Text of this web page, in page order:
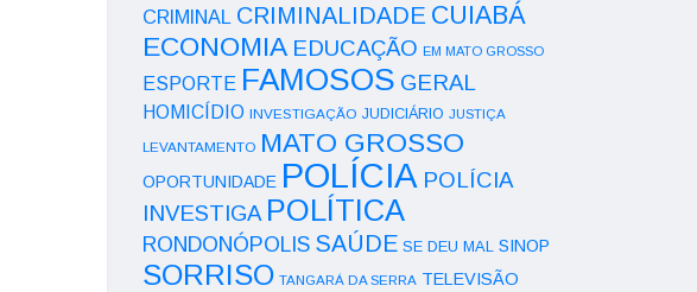
CRIMINAL CRIMINALIDADE CUIABÁ
ECONOMIA EDUCAÇÃO EM MATO GROSSO
ESPORTE FAMOSOS GERAL
HOMICÍDIO INVESTIGAÇÃO JUDICIÁRIO JUSTIÇA
LEVANTAMENTO MATO GROSSO
OPORTUNIDADE POLÍCIA POLÍCIA
INVESTIGA POLÍTICA
RONDONÓPOLIS SAÚDE SE DEU MAL SINOP
SORRISO TANGARÁ DA SERRA TELEVISÃO